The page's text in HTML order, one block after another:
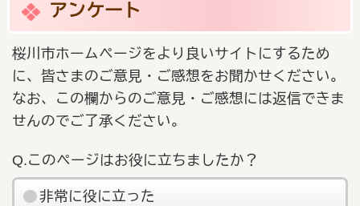
アンケート
桜川市ホームページをより良いサイトにするため
に、皆さまのご意見・ご感想をお聞かせください。
なお、この欄からのご意見・ご感想には返信できま
せんのでご了承ください。
Q.このページはお役に立ちましたか？
非常に役に立った